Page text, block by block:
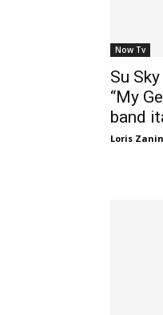
Now Tv
Su
“My
band
Loris